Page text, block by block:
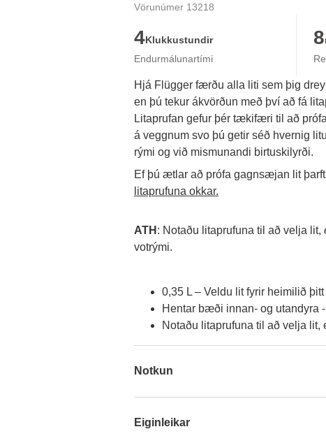
Vörunúmer 13218
4Klukkustundir
Endurmálunartími
8
Hjá Flügger færðu alla liti sem þig
en þú tekur ákvörðun með því að fá
Litaprufan gefur þér tækifæri til að
á veggnum svo þú getir séð hvernig
rými og við mismunandi birtuskilyrði.
Ef þú ætlar að prófa gagnsæjan lit
litaprufuna okkar.
ATH : Notaðu litaprufuna til að velja lit,
votrými.
0,35 L – Veldu lit fyrir heimilið þitt
Hentar bæði innan- og utandyra
Notaðu litaprufuna til að velja lit,
Notkun
Eiginleikar